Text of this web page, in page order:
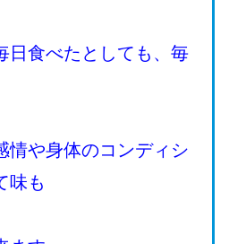
日食べたとしても、毎
情や身体のコンディシ
味も